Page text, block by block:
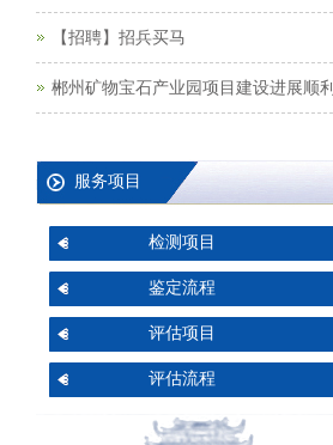
【招聘】招兵买马
郴州矿物宝石产业园项目建设进展顺利
服务项目
检测项目
鉴定流程
评估项目
评估流程